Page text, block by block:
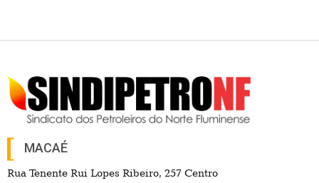
MACAÉ
Rua Tenente Rui Lopes Ribeiro, 257 Centro